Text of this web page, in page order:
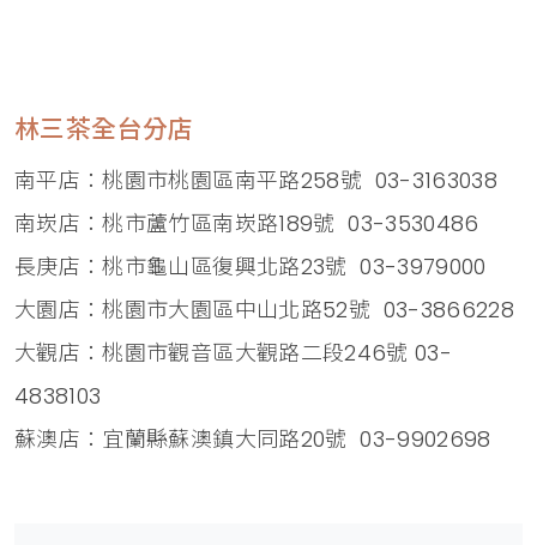
林三茶全台分店
南平店：桃園市桃園區南平路258號 03-3163038
南崁店：桃市蘆竹區南崁路189號 03-3530486
長庚店：桃市龜山區復興北路23號 03-3979000
大園店：桃園市大園區中山北路52號 03-3866228
大觀店：桃園市觀音區大觀路二段246號 03-
4838103
蘇澳店：宜蘭縣蘇澳鎮大同路20號 03-9902698